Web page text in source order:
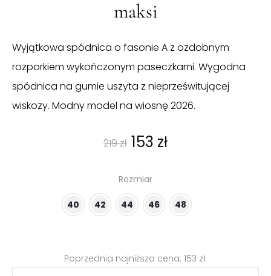
maksi
Wyjątkowa spódnica o fasonie A z ozdobnym
rozporkiem wykończonym paseczkami. Wygodna
spódnica na gumie uszyta z nieprześwitującej
wiskozy. Modny model na wiosnę 2026.
219zł Pierwotna
cena
wynosiła:
153 złAktualna
wynosi:
Rozmiar
40 42 44 46 48
Poprzednia najniższa cena: 153 zł.